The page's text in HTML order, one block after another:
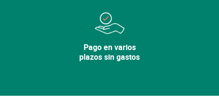
Seguir comprando
Pago en varios
plazos sin gastos